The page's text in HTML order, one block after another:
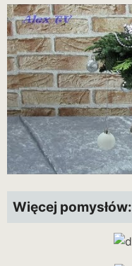
Więcej pomysłów: